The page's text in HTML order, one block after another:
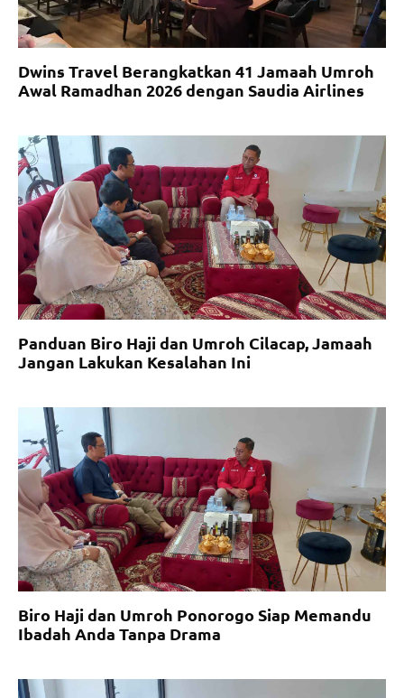
Dwins Travel Berangkatkan 41 Jamaah Umroh
Awal Ramadhan 2026 dengan Saudia Airlines
Panduan Biro Haji dan Umroh Cilacap, Jamaah
Jangan Lakukan Kesalahan Ini
Biro Haji dan Umroh Ponorogo Siap Memandu
Ibadah Anda Tanpa Drama